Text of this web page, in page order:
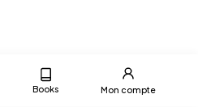
Books Mon compte